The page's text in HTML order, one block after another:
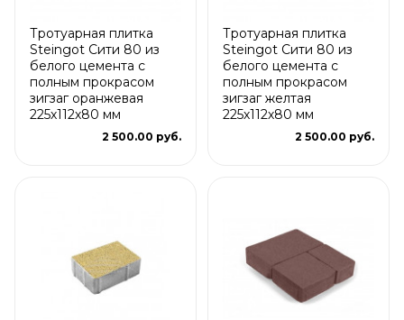
Тротуарная плитка
Steingot Сити 80 из
белого цемента с
полным прокрасом
зигзаг оранжевая
225х112х80 мм
2 500.00 руб.
Тротуарная плитка
Steingot Сити 80 из
белого цемента с
полным прокрасом
зигзаг желтая
225х112х80 мм
2 500.00 руб.